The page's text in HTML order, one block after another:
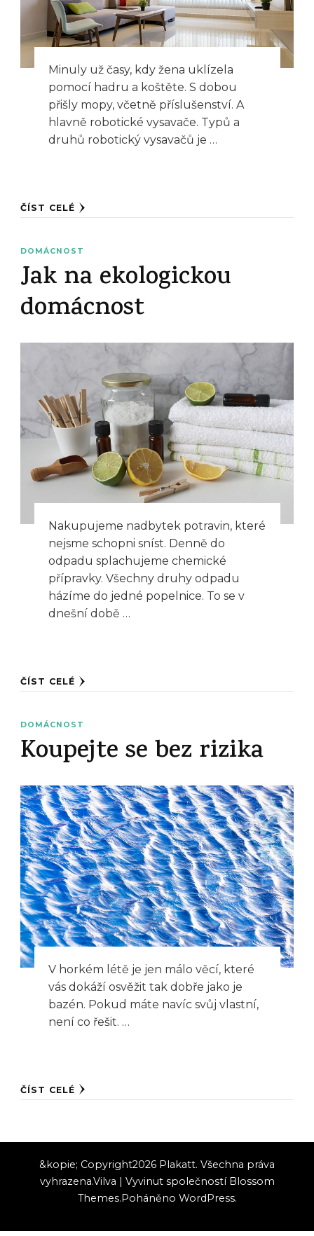
Minuly už časy, kdy žena uklízela
pomocí hadru a koštěte. S dobou
přišly mopy, včetně příslušenství. A
hlavně robotické vysavače. Typů a
druhů robotický vysavačů je …
ČÍST CELÉ
DOMÁCNOST
Jak na ekologickou
domácnost
Nakupujeme nadbytek potravin, které
nejsme schopni sníst. Denně do
odpadu splachujeme chemické
přípravky. Všechny druhy odpadu
házíme do jedné popelnice. To se v
dnešní době …
ČÍST CELÉ
DOMÁCNOST
Koupejte se bez rizika
V horkém létě je jen málo věcí, které
vás dokáží osvěžit tak dobře jako je
bazén. Pokud máte navíc svůj vlastní,
není co řešit. …
ČÍST CELÉ
&kopie; Copyright2026 Plakatt. Všechna práva
vyhrazena.Vilva | Vyvinut společností Blossom
Themes.Poháněno WordPress.